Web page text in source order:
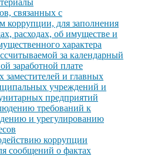
связанных с
коррупции, для заполнения
расходах, об имуществе и
характера
за календарный
заработной плате
заместителей и главных
учреждений и
предприятий
требований к
и урегулированию
коррупции
сообщений о фактах